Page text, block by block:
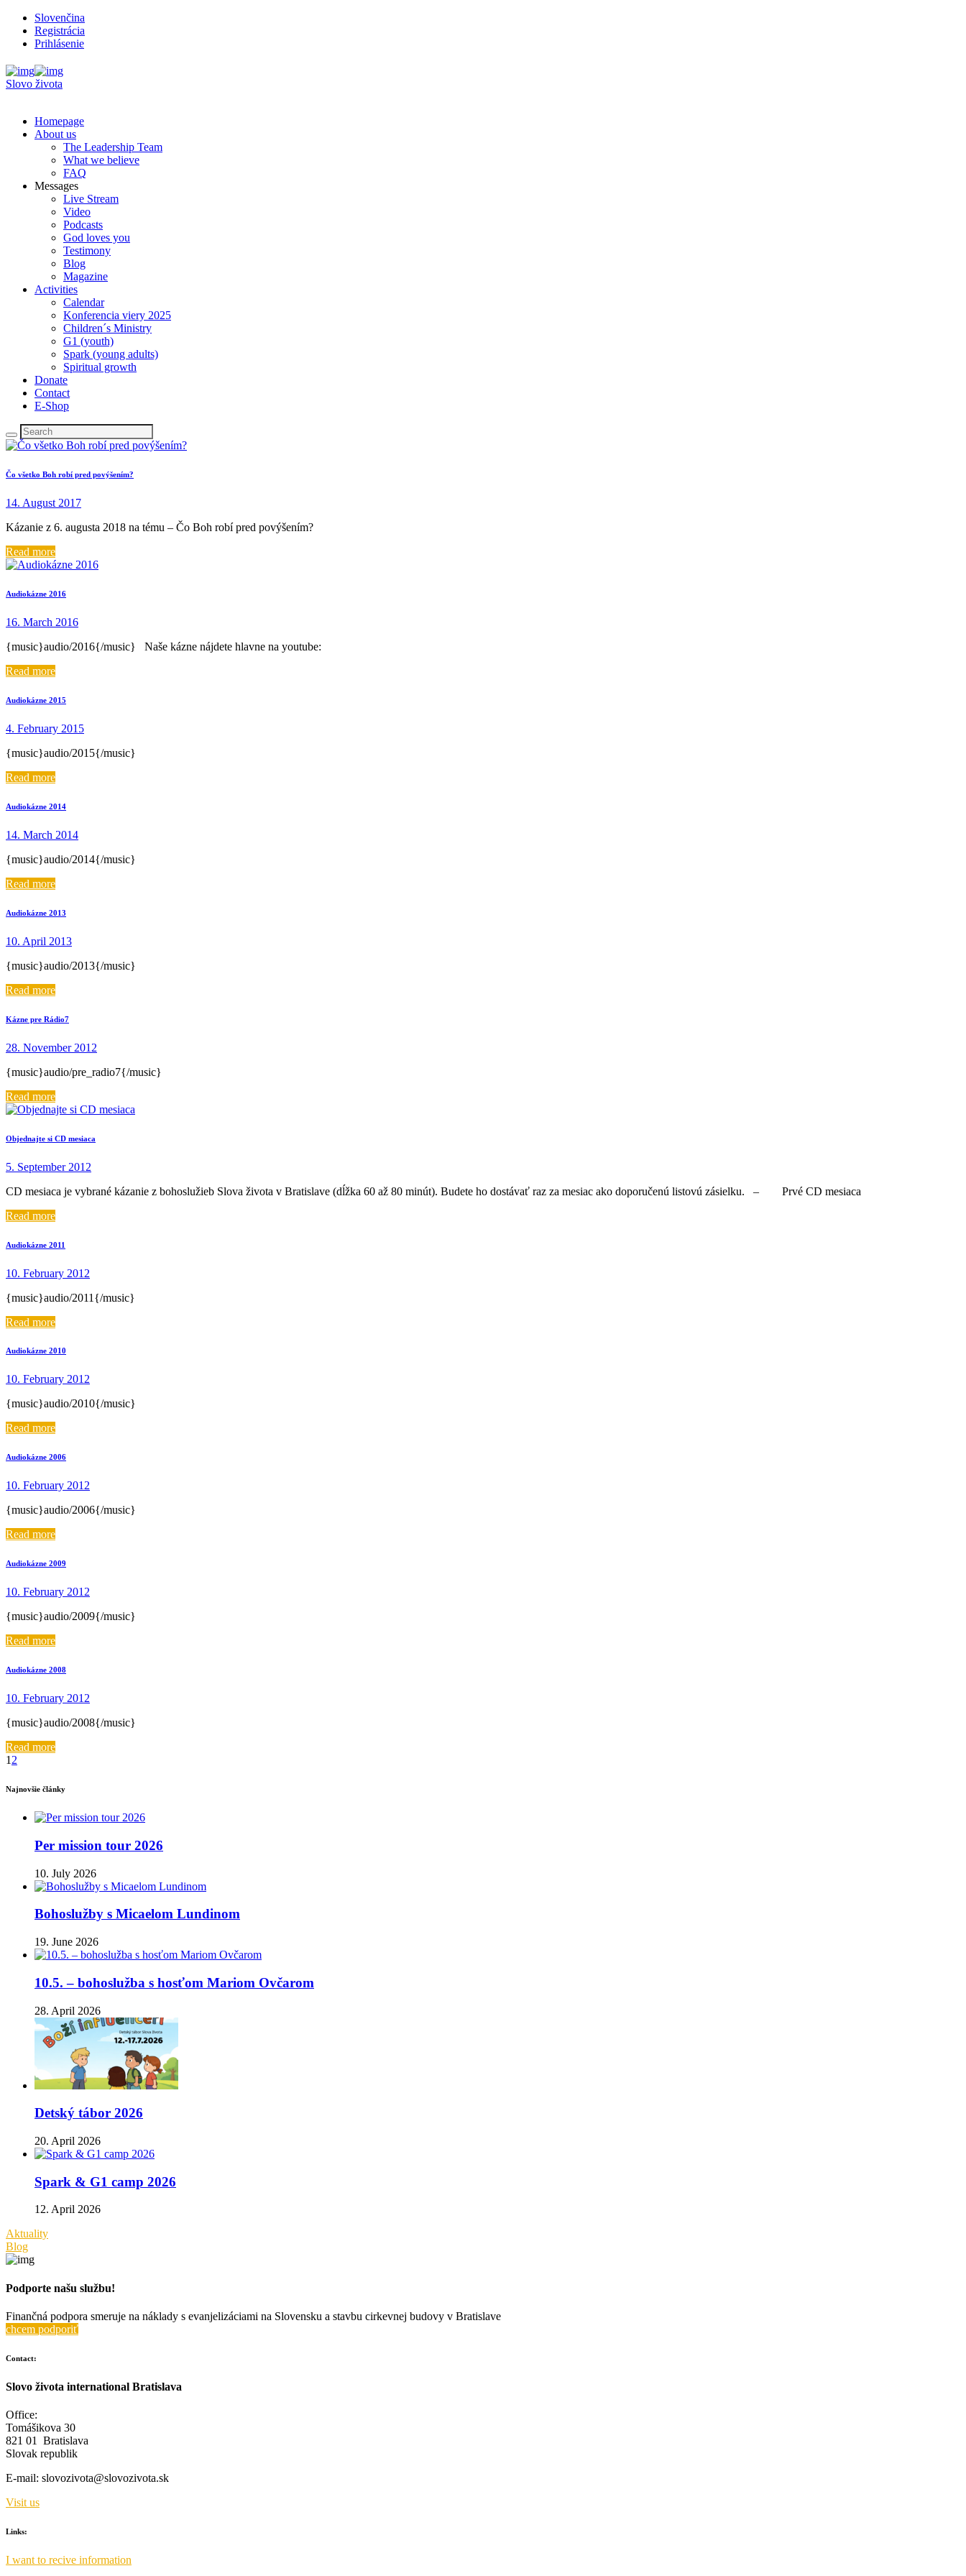
Slovenčina
Registrácia
Prihlásenie
Slovo života
Homepage
About us
The Leadership Team
What we believe
FAQ
Messages
Live Stream
Video
Podcasts
God loves you
Testimony
Blog
Magazine
Activities
Calendar
Konferencia viery 2025
Children´s Ministry
G1 (youth)
Spark (young adults)
Spiritual growth
Donate
Contact
E-Shop
Čo všetko Boh robí pred povýšením?
14. August 2017
Kázanie z 6. augusta 2018 na tému – Čo Boh robí pred povýšením?
Read more
Audiokázne 2016
16. March 2016
{music}audio/2016{/music} Naše kázne nájdete hlavne na youtube:
Read more
Audiokázne 2015
4. February 2015
{music}audio/2015{/music}
Read more
Audiokázne 2014
14. March 2014
{music}audio/2014{/music}
Read more
Audiokázne 2013
10. April 2013
{music}audio/2013{/music}
Read more
Kázne pre Rádio7
28. November 2012
{music}audio/pre_radio7{/music}
Read more
Objednajte si CD mesiaca
5. September 2012
CD mesiaca je vybrané kázanie z bohoslužieb Slova života v Bratislave (dĺžka 60 až 80 minút). Budete ho dostávať raz za mesiac ako doporučenú listovú zásielku. – Prvé CD mesiaca
Read more
Audiokázne 2011
10. February 2012
{music}audio/2011{/music}
Read more
Audiokázne 2010
10. February 2012
{music}audio/2010{/music}
Read more
Audiokázne 2006
10. February 2012
{music}audio/2006{/music}
Read more
Audiokázne 2009
10. February 2012
{music}audio/2009{/music}
Read more
Audiokázne 2008
10. February 2012
{music}audio/2008{/music}
Read more
1 2
Najnovšie články
Per mission tour 2026
10. July 2026
Bohoslužby s Micaelom Lundinom
19. June 2026
10.5. – bohoslužba s hosťom Mariom Ovčarom
28. April 2026
Detský tábor 2026
20. April 2026
Spark & G1 camp 2026
12. April 2026
Aktuality
Blog
Podporte našu službu!
Finančná podpora smeruje na náklady s evanjelizáciami na Slovensku a stavbu cirkevnej budovy v Bratislave
chcem podporiť
Contact:
Slovo života international Bratislava
Office:
Tomášikova 30
821 01 Bratislava
Slovak republik
E-mail: slovozivota@slovozivota.sk
Visit us
Links:
I want to recive information